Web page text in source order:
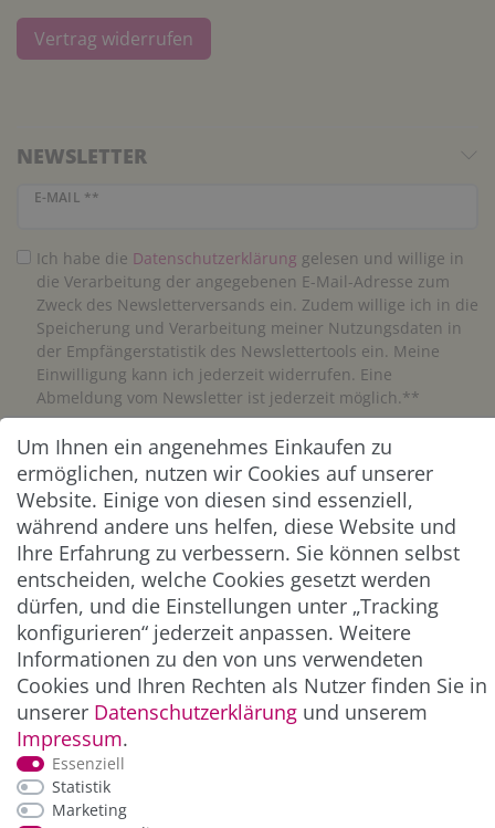
Vertrag widerrufen
NEWSLETTER
E-MAIL **
Newsletter Honig
Ich habe die Daten­schutz­erklärung gelesen und willige in
die Verarbeitung der angegebenen E-Mail-Adresse zum
Zweck des Newsletterversands ein. Zudem willige ich in die
Speicherung und Verarbeitung meiner Nutzungsdaten in
der Empfängerstatistik des Newslettertools ein. Meine
Einwilligung kann ich jederzeit widerrufen. Eine
Abmeldung vom Newsletter ist jederzeit möglich.**
Abonnieren
** Hierbei handelt es sich um ein Pflichtfeld.
ZAHLUNG & VERSAND
*Alle Preise inkl. der gesetzl. MwSt. zzgl.
Um Ihnen ein angenehmes Einkaufen zu
ermöglichen, nutzen wir Cookies auf unserer
Website. Einige von diesen sind essenziell,
während andere uns helfen, diese Website und
Ihre Erfahrung zu verbessern. Sie können selbst
entscheiden, welche Cookies gesetzt werden
dürfen, und die Einstellungen unter „Tracking
konfigurieren“ jederzeit anpassen. Weitere
Informationen zu den von uns verwendeten
Cookies und Ihren Rechten als Nutzer finden Sie in
unserer Daten­schutz­erklärung und unserem
Impressum.
Essenziell
Statistik
Marketing